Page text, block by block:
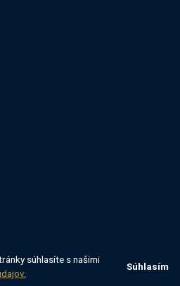
súhlasíte s našimi
Súhlasím